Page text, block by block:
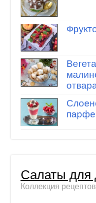
парфе
Салаты для
Коллекция рецептов